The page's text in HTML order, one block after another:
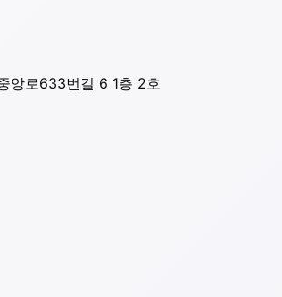
앙로633번길 6 1층 2호